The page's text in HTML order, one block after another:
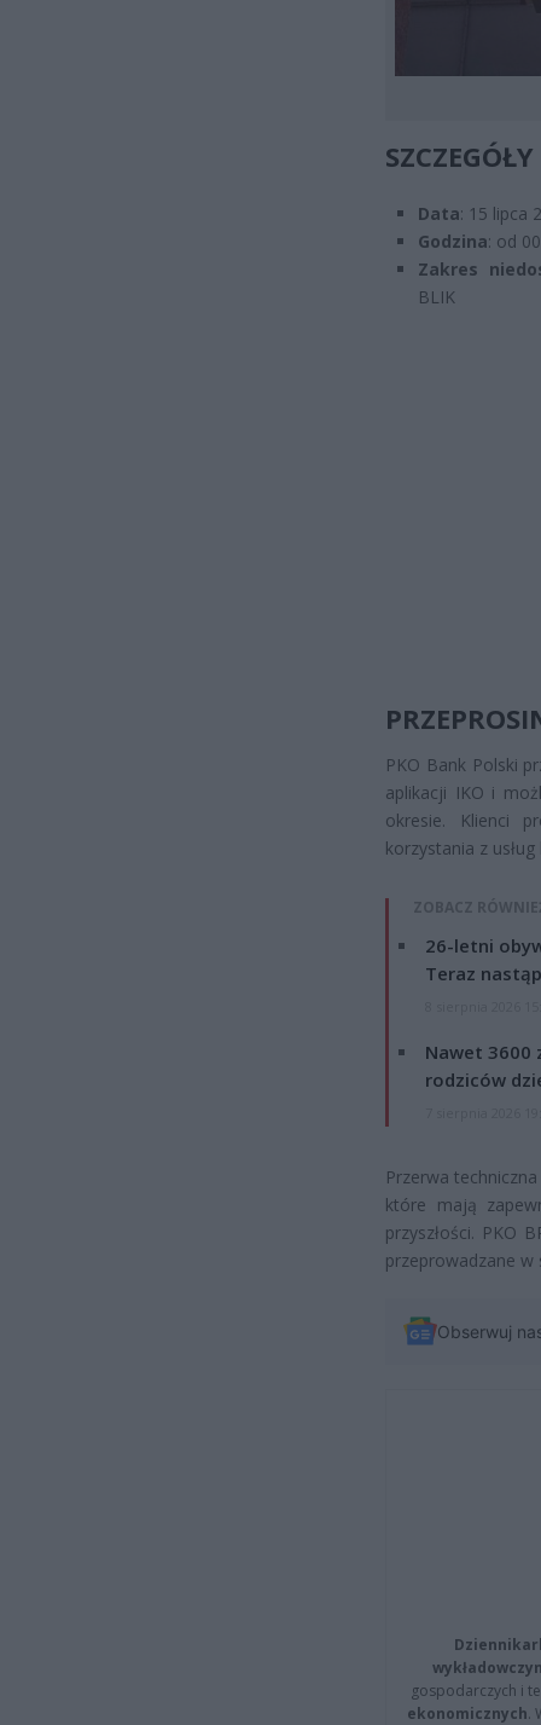
Data: 15 lipca
Godzina: od
Zakres
BLIK
PKO Bank Polski
aplikacji IKO i
okresie. Klienci
korzystania z
ZOBACZ
26-letni
Teraz
Nawet 3600
rodziców
Przerwa
które mają
przyszłości. PKO
przeprowadzane
Obserwuj
gospodarczych i
ekonomicznych.